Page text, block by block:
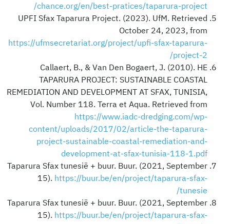
chance.org/en/best-pratices/taparura-project/
UPFI Sfax Taparura Project. (2023). UfM. Retrieved
October 24, 2023, from
https://ufmsecretariat.org/project/upfi-sfax-taparura-
project-2/
Callaert, B., & Van Den Bogaert, J. (2010). HE
TAPARURA PROJECT: SUSTAINABLE COASTAL
REMEDIATION AND DEVELOPMENT AT SFAX, TUNISIA,
Vol. Number 118. Terra et Aqua. Retrieved from
https://www.iadc-dredging.com/wp-
content/uploads/2017/02/article-the-taparura-
project-sustainable-coastal-remediation-and-
development-at-sfax-tunisia-118-1.pdf
Taparura Sfax tunesië + buur. Buur. (2021, September
15). https://buur.be/en/project/taparura-sfax-
tunesie/
Taparura Sfax tunesië + buur. Buur. (2021, September
15). https://buur.be/en/project/taparura-sfax-